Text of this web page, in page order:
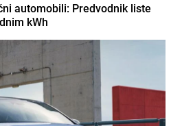
automobili: Predvodnik liste
kWh